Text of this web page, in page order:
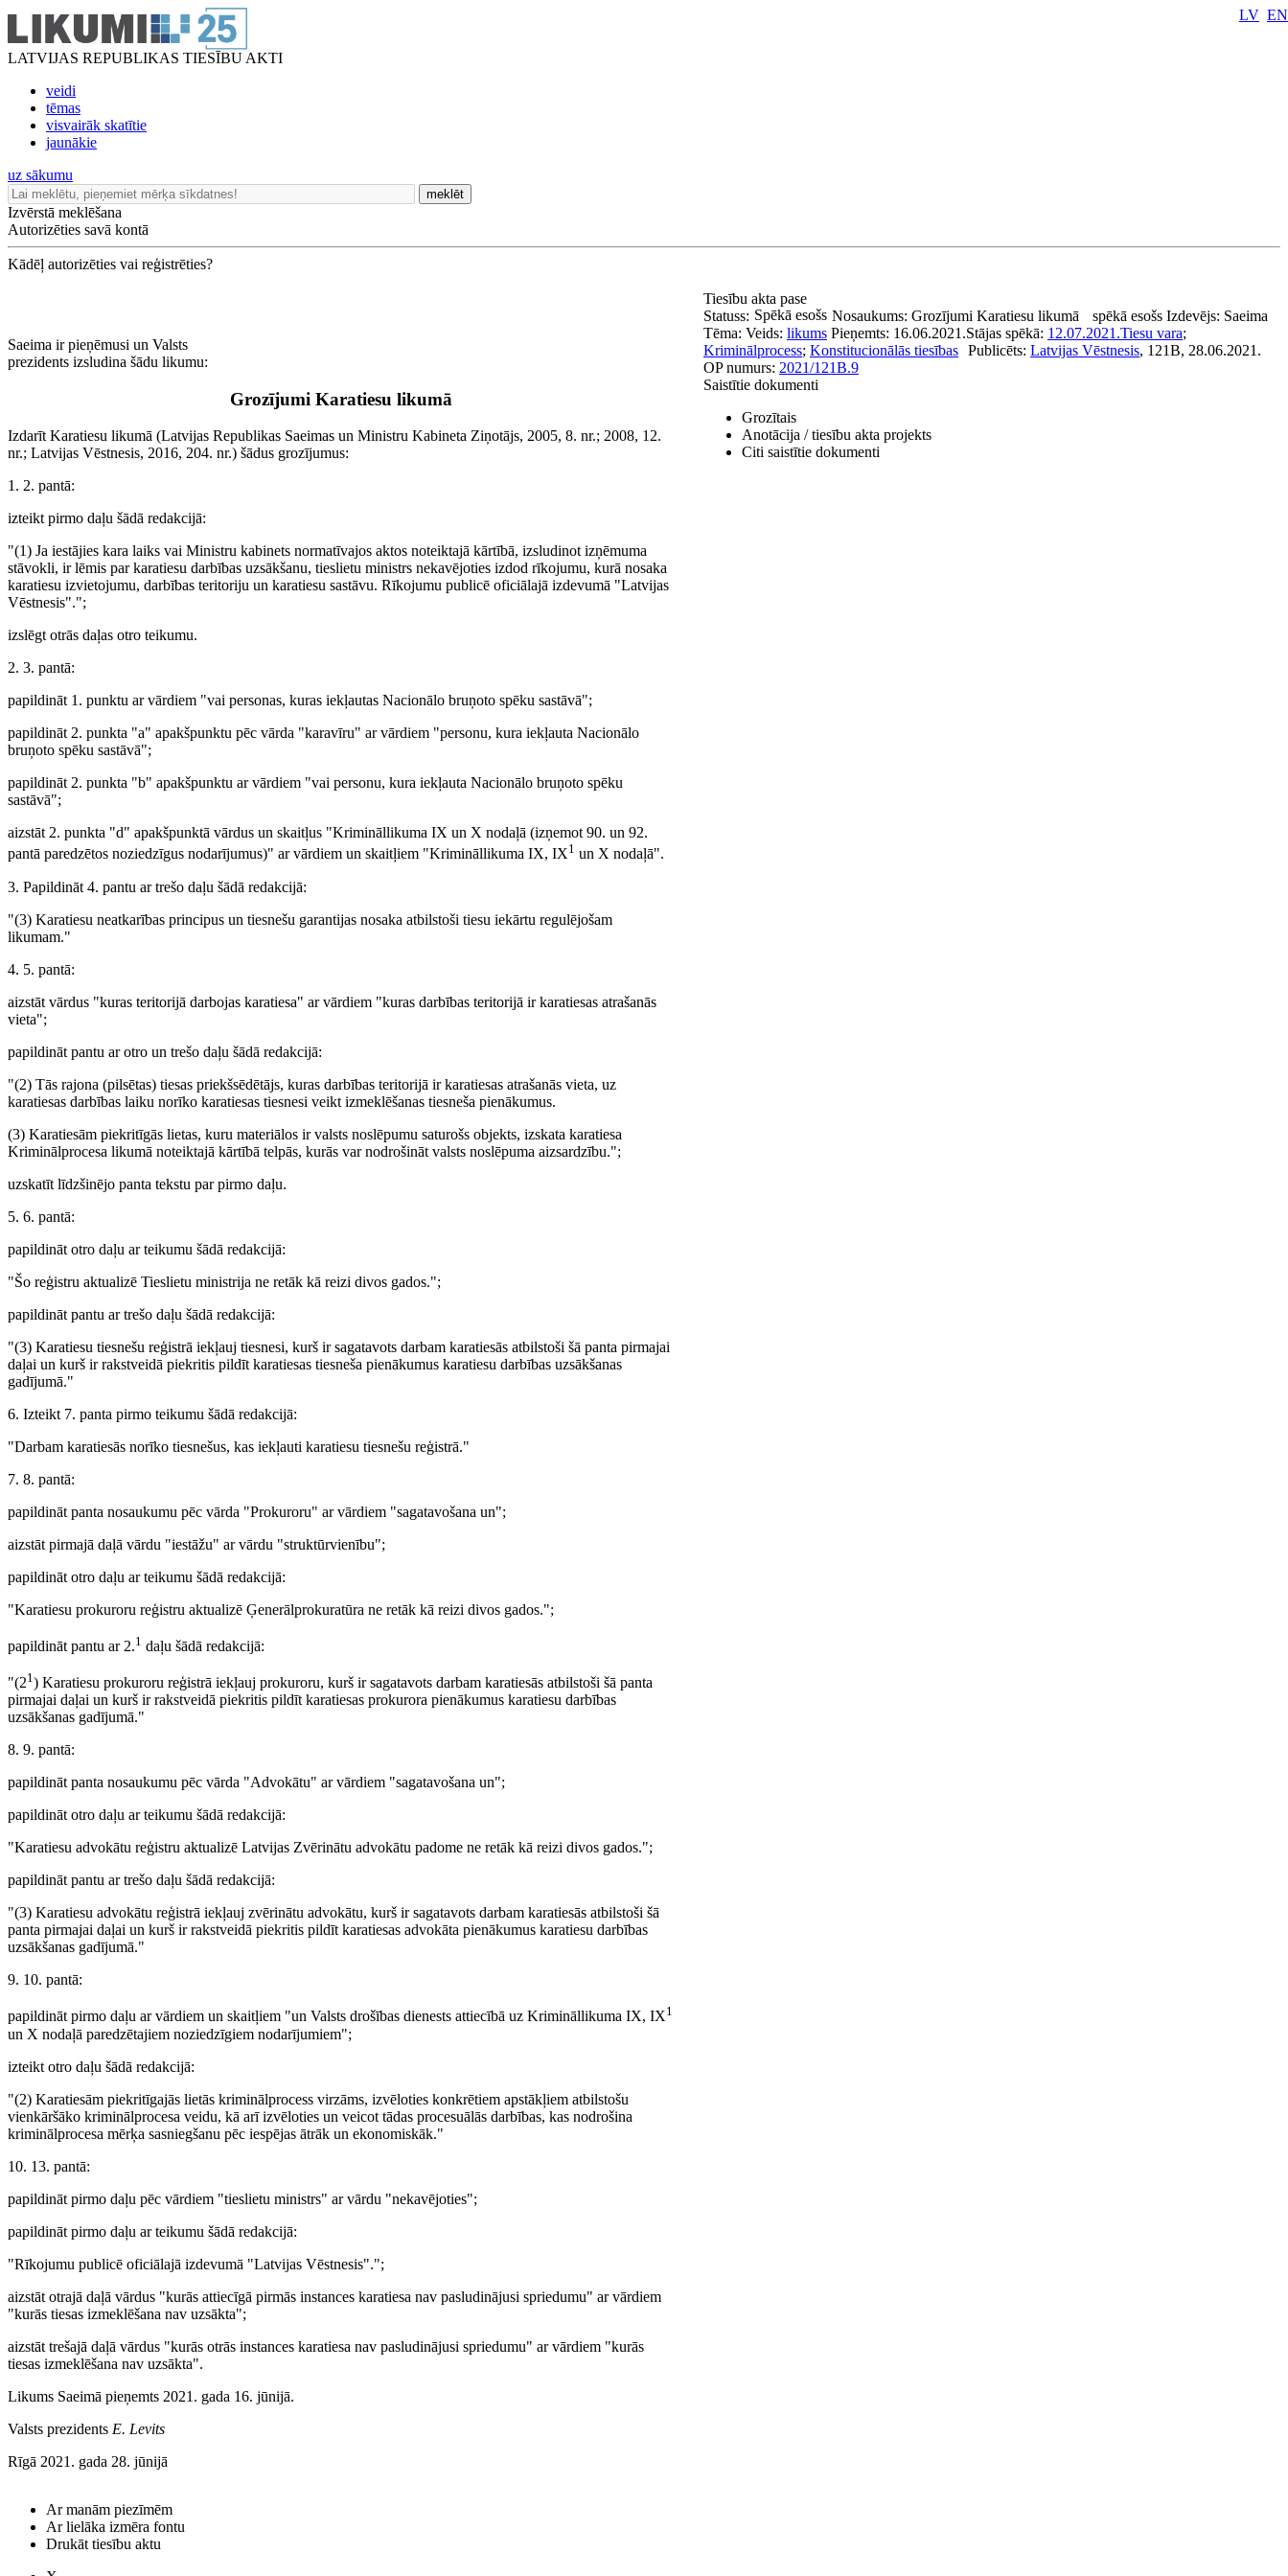
LATVIJAS REPUBLIKAS TIESĪBU AKTI
veidi
tēmas
visvairāk skatītie
jaunākie
LV EN
uz sākumu
meklēt
Izvērstā meklēšana
Autorizēties savā kontā
Kādēļ autorizēties vai reģistrēties?
Saeima ir pieņēmusi un Valsts
prezidents izsludina šādu likumu:
Grozījumi Karatiesu likumā
Izdarīt Karatiesu likumā (Latvijas Republikas Saeimas un Ministru Kabineta Ziņotājs, 2005, 8. nr.; 2008, 12.
nr.; Latvijas Vēstnesis, 2016, 204. nr.) šādus grozījumus:
1. 2. pantā:
izteikt pirmo daļu šādā redakcijā:
"(1) Ja iestājies kara laiks vai Ministru kabinets normatīvajos aktos noteiktajā kārtībā, izsludinot izņēmuma
stāvokli, ir lēmis par karatiesu darbības uzsākšanu, tieslietu ministrs nekavējoties izdod rīkojumu, kurā nosaka
karatiesu izvietojumu, darbības teritoriju un karatiesu sastāvu. Rīkojumu publicē oficiālajā izdevumā "Latvijas
Vēstnesis".";
izslēgt otrās daļas otro teikumu.
2. 3. pantā:
papildināt 1. punktu ar vārdiem "vai personas, kuras iekļautas Nacionālo bruņoto spēku sastāvā";
papildināt 2. punkta "a" apakšpunktu pēc vārda "karavīru" ar vārdiem "personu, kura iekļauta Nacionālo
bruņoto spēku sastāvā";
papildināt 2. punkta "b" apakšpunktu ar vārdiem "vai personu, kura iekļauta Nacionālo bruņoto spēku
sastāvā";
aizstāt 2. punkta "d" apakšpunktā vārdus un skaitļus "Krimināllikuma IX un X nodaļā (izņemot 90. un 92.
pantā paredzētos noziedzīgus nodarījumus)" ar vārdiem un skaitļiem "Krimināllikuma IX, IX1 un X nodaļā".
3. Papildināt 4. pantu ar trešo daļu šādā redakcijā:
"(3) Karatiesu neatkarības principus un tiesnešu garantijas nosaka atbilstoši tiesu iekārtu regulējošam
likumam."
4. 5. pantā:
aizstāt vārdus "kuras teritorijā darbojas karatiesa" ar vārdiem "kuras darbības teritorijā ir karatiesas atrašanās
vieta";
papildināt pantu ar otro un trešo daļu šādā redakcijā:
"(2) Tās rajona (pilsētas) tiesas priekšsēdētājs, kuras darbības teritorijā ir karatiesas atrašanās vieta, uz
karatiesas darbības laiku norīko karatiesas tiesnesi veikt izmeklēšanas tiesneša pienākumus.
(3) Karatiesām piekritīgās lietas, kuru materiālos ir valsts noslēpumu saturošs objekts, izskata karatiesa
Kriminālprocesa likumā noteiktajā kārtībā telpās, kurās var nodrošināt valsts noslēpuma aizsardzību.";
uzskatīt līdzšinējo panta tekstu par pirmo daļu.
5. 6. pantā:
papildināt otro daļu ar teikumu šādā redakcijā:
"Šo reģistru aktualizē Tieslietu ministrija ne retāk kā reizi divos gados.";
papildināt pantu ar trešo daļu šādā redakcijā:
"(3) Karatiesu tiesnešu reģistrā iekļauj tiesnesi, kurš ir sagatavots darbam karatiesās atbilstoši šā panta pirmajai
daļai un kurš ir rakstveidā piekritis pildīt karatiesas tiesneša pienākumus karatiesu darbības uzsākšanas
gadījumā."
6. Izteikt 7. panta pirmo teikumu šādā redakcijā:
"Darbam karatiesās norīko tiesnešus, kas iekļauti karatiesu tiesnešu reģistrā."
7. 8. pantā:
papildināt panta nosaukumu pēc vārda "Prokuroru" ar vārdiem "sagatavošana un";
aizstāt pirmajā daļā vārdu "iestāžu" ar vārdu "struktūrvienību";
papildināt otro daļu ar teikumu šādā redakcijā:
"Karatiesu prokuroru reģistru aktualizē Ģenerālprokuratūra ne retāk kā reizi divos gados.";
papildināt pantu ar 2.1 daļu šādā redakcijā:
"(21) Karatiesu prokuroru reģistrā iekļauj prokuroru, kurš ir sagatavots darbam karatiesās atbilstoši šā panta
pirmajai daļai un kurš ir rakstveidā piekritis pildīt karatiesas prokurora pienākumus karatiesu darbības
uzsākšanas gadījumā."
8. 9. pantā:
papildināt panta nosaukumu pēc vārda "Advokātu" ar vārdiem "sagatavošana un";
papildināt otro daļu ar teikumu šādā redakcijā:
"Karatiesu advokātu reģistru aktualizē Latvijas Zvērinātu advokātu padome ne retāk kā reizi divos gados.";
papildināt pantu ar trešo daļu šādā redakcijā:
"(3) Karatiesu advokātu reģistrā iekļauj zvērinātu advokātu, kurš ir sagatavots darbam karatiesās atbilstoši šā
panta pirmajai daļai un kurš ir rakstveidā piekritis pildīt karatiesas advokāta pienākumus karatiesu darbības
uzsākšanas gadījumā."
9. 10. pantā:
papildināt pirmo daļu ar vārdiem un skaitļiem "un Valsts drošības dienests attiecībā uz Krimināllikuma IX, IX1
un X nodaļā paredzētajiem noziedzīgiem nodarījumiem";
izteikt otro daļu šādā redakcijā:
"(2) Karatiesām piekritīgajās lietās kriminālprocess virzāms, izvēloties konkrētiem apstākļiem atbilstošu
vienkāršāko kriminālprocesa veidu, kā arī izvēloties un veicot tādas procesuālās darbības, kas nodrošina
kriminālprocesa mērķa sasniegšanu pēc iespējas ātrāk un ekonomiskāk."
10. 13. pantā:
papildināt pirmo daļu pēc vārdiem "tieslietu ministrs" ar vārdu "nekavējoties";
papildināt pirmo daļu ar teikumu šādā redakcijā:
"Rīkojumu publicē oficiālajā izdevumā "Latvijas Vēstnesis".";
aizstāt otrajā daļā vārdus "kurās attiecīgā pirmās instances karatiesa nav pasludinājusi spriedumu" ar vārdiem
"kurās tiesas izmeklēšana nav uzsākta";
aizstāt trešajā daļā vārdus "kurās otrās instances karatiesa nav pasludinājusi spriedumu" ar vārdiem "kurās
tiesas izmeklēšana nav uzsākta".
Likums Saeimā pieņemts 2021. gada 16. jūnijā.
Valsts prezidents E. Levits
Rīgā 2021. gada 28. jūnijā
Tiesību akta pase
Nosaukums: Grozījumi Karatiesu likumā
Statuss: Spēkā esošs spēkā esošs Izdevējs: Saeima
Veids: likums Pieņemts: 16.06.2021.Stājas spēkā: 12.07.2021.
Tēma: Tiesu vara;
Kriminālprocess; Konstitucionālās tiesības Publicēts: Latvijas Vēstnesis, 121B, 28.06.2021.
OP numurs: 2021/121B.9
Saistītie dokumenti
Grozītais
Anotācija / tiesību akta projekts
Citi saistītie dokumenti
Ar manām piezīmēm
Ar lielāka izmēra fontu
Drukāt tiesību aktu